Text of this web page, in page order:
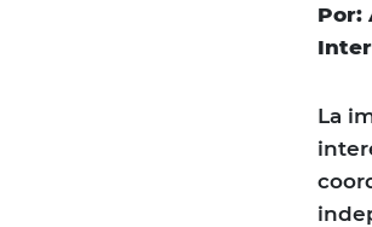
Por:
La